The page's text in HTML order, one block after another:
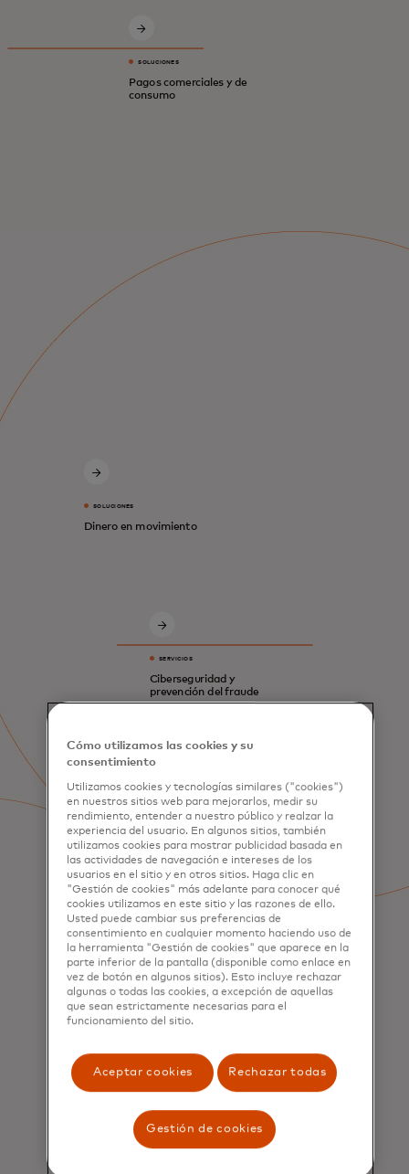
SOLUCIONES
Pagos comerciales y de
consumo
SOLUCIONES
Dinero en movimiento
SERVICIOS
Ciberseguridad y
prevención del fraude
Adquisición y Fidelización
de Clientes
Cómo utilizamos las cookies y su
consentimiento
Utilizamos cookies y tecnologías similares ("cookies")
en nuestros sitios web para mejorarlos, medir su
rendimiento, entender a nuestro público y realzar la
experiencia del usuario. En algunos sitios, también
utilizamos cookies para mostrar publicidad basada en
las actividades de navegación e intereses de los
usuarios en el sitio y en otros sitios. Haga clic en
"Gestión de cookies" más adelante para conocer qué
cookies utilizamos en este sitio y las razones de ello.
Usted puede cambiar sus preferencias de
consentimiento en cualquier momento haciendo uso de
la herramienta "Gestión de cookies" que aparece en la
parte inferior de la pantalla (disponible como enlace en
vez de botón en algunos sitios). Esto incluye rechazar
algunas o todas las cookies, a excepción de aquellas
que sean estrictamente necesarias para el
funcionamiento del sitio.
Aceptar cookies Rechazar todas
Gestión de cookies